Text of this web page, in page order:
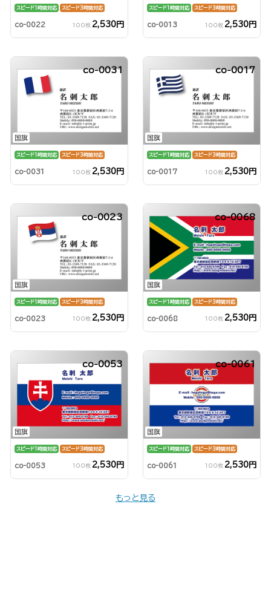
スピード1時間対応 スピード3時間対応
co-0022 100枚 2,530円
スピード1時間対応 スピード3時間対応
co-0013 100枚 2,530円
国旗
co-0031
スピード1時間対応 スピード3時間対応
co-0031 100枚 2,530円
国旗
co-0017
スピード1時間対応 スピード3時間対応
co-0017 100枚 2,530円
国旗
co-0023
スピード1時間対応 スピード3時間対応
co-0023 100枚 2,530円
国旗
co-0068
スピード1時間対応 スピード3時間対応
co-0068 100枚 2,530円
国旗
co-0053
スピード1時間対応 スピード3時間対応
co-0053 100枚 2,530円
国旗
co-0061
スピード1時間対応 スピード3時間対応
co-0061 100枚 2,530円
もっと見る